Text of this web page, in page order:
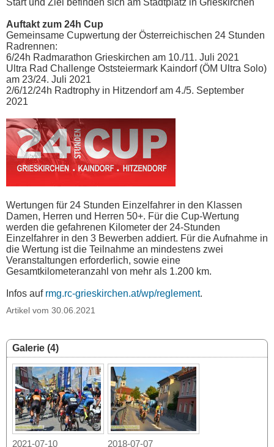
Auftakt zum 24h Cup
Gemeinsame Cupwertung der Österreichischen 24 Stunden
Radrennen:
6/24h Radmarathon Grieskirchen am 10./11. Juli 2021
Ultra Rad Challenge Oststeiermark Kaindorf (ÖM Ultra Solo)
am 23/24. Juli 2021
2/6/12/24h Radtrophy in Hitzendorf am 4./5. September
2021
Wertungen für 24 Stunden Einzelfahrer in den Klassen
Damen, Herren und Herren 50+. Für die Cup-Wertung
werden die gefahrenen Kilometer der 24-Stunden
Einzelfahrer in den 3 Bewerben addiert. Für die Aufnahme in
die Wertung ist die Teilnahme an mindestens zwei
Veranstaltungen erforderlich, sowie eine
Gesamtkilometeranzahl von mehr als 1.200 km.
Infos auf rmg.rc-grieskirchen.at/wp/reglement.
Artikel vom 30.06.2021
Galerie (4)
2021-07-10 2018-07-07